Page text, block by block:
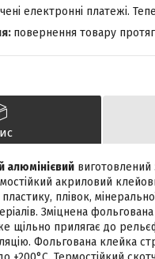
електронні платежі.
повернення товару
алюмінієвий виготовлений
акриловий
пластику, плівок,
Зміцнена
щільно прилягає до
Фольгована клейка